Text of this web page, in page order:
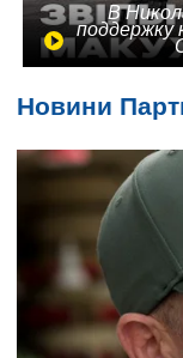
В
поддержку